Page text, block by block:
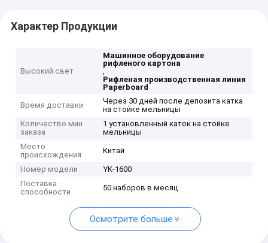
Характер Продукции
Высокий свет
Машинное оборудование
рифленого картона
,
Рифленая производственная линия
Paperboard
Время доставки
Через 30 дней после депозита катка
на стойке мельницы
Количество мин
заказа
1 установленный каток на стойке
мельницы
Место
происхождения
Китай
Номер модели
YK-1600
Поставка
способности
50 наборов в месяц
Осмотрите больше